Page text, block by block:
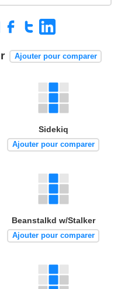
Ajouter pour comparer
Sidekiq
Ajouter pour comparer
Beanstalkd w/Stalker
Ajouter pour comparer